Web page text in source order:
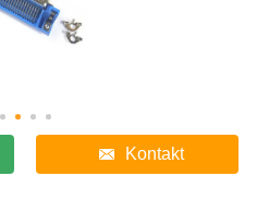
Kontakt